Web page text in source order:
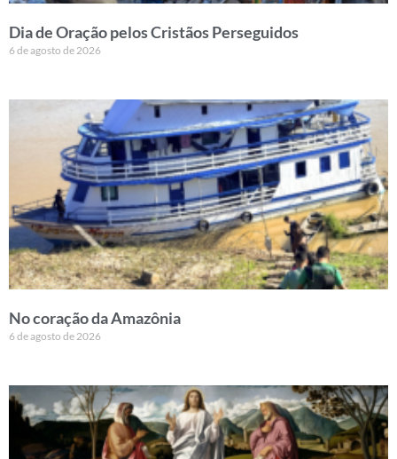
Dia de Oração pelos Cristãos Perseguidos
6 de agosto de 2026
No coração da Amazônia
6 de agosto de 2026